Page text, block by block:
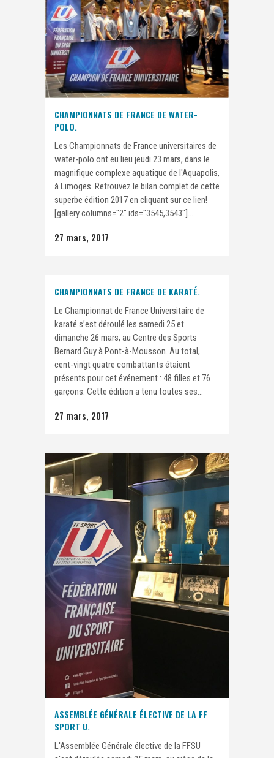
CHAMPIONNATS DE FRANCE DE WATER-
POLO.
Les Championnats de France universitaires de
water-polo ont eu lieu jeudi 23 mars, dans le
magnifique complexe aquatique de l'Aquapolis,
à Limoges. Retrouvez le bilan complet de cette
superbe édition 2017 en cliquant sur ce lien!
[gallery columns="2" ids="3545,3543"]...
27 mars, 2017
CHAMPIONNATS DE FRANCE DE KARATÉ.
Le Championnat de France Universitaire de
karaté s’est déroulé les samedi 25 et
dimanche 26 mars, au Centre des Sports
Bernard Guy à Pont-à-Mousson. Au total,
cent-vingt quatre combattants étaient
présents pour cet événement : 48 filles et 76
garçons. Cette édition a tenu toutes ses...
27 mars, 2017
ASSEMBLÉE GÉNÉRALE ÉLECTIVE DE LA FF
SPORT U.
L'Assemblée Générale élective de la FFSU